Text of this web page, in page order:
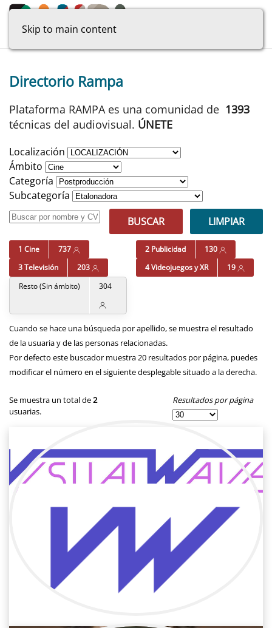
Skip to main content
Directorio Rampa
Plataforma RAMPA es una comunidad de 1393
técnicas del audiovisual. ÚNETE
Localización
Ámbito
Categoría
Subcategoría
BUSCAR
LIMPIAR
1 Cine 737 2 Publicidad
130
3 Televisión
203 4 Videojuegos y XR
19
Resto (Sin ámbito)
304
Cuando se hace una búsqueda por apellido, se muestra el resultado
de la usuaria y de las personas relacionadas.
Por defecto este buscador muestra 20 resultados por página, puedes
modificar el número en el siguiente desplegable situado a la derecha.
Se muestra un total de2
usuarias.
Resultados por página
Celia R. Revert
Cine / Postproducción